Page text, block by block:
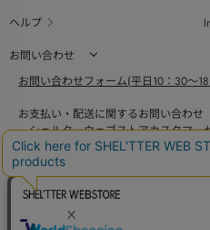
ヘルプ
お問い合わせ
お問い合わせフォーム(平日10：30～
お支払い・配送に関するお問い合わせ
シェルターウェブストアカスタマー
0800-123-6820
商品の素材、サイズ、仕様等に関する
バロックジャパンリミテッドコール
03-6730-9191